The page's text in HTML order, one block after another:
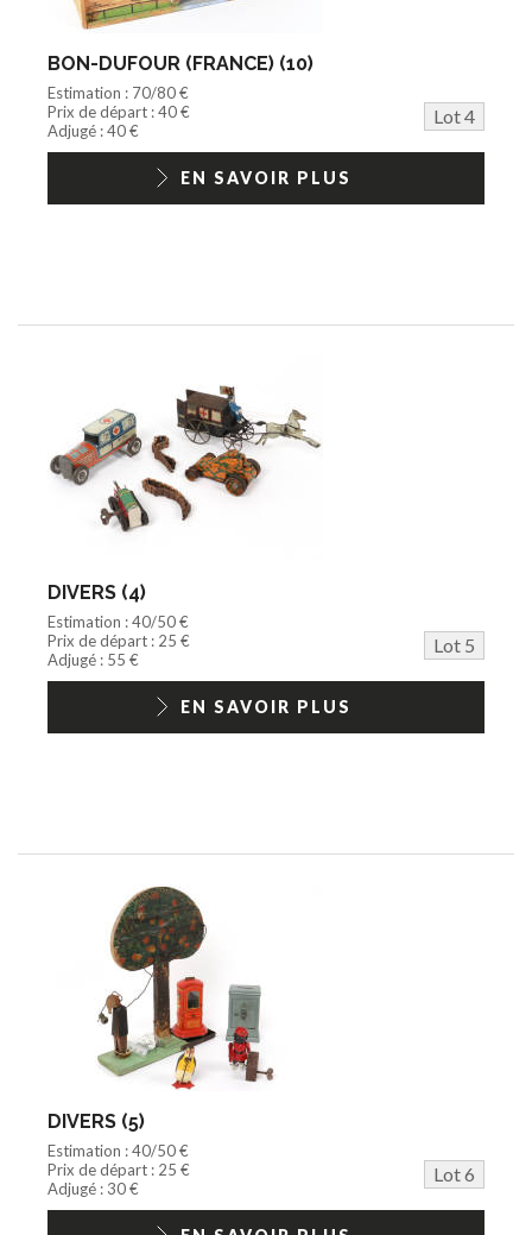
BON-DUFOUR (FRANCE) (10)
Estimation : 70/80 €
Prix de départ : 40 €
Lot 4
Adjugé : 40 €
EN SAVOIR PLUS
DIVERS (4)
Estimation : 40/50 €
Prix de départ : 25 €
Lot 5
Adjugé : 55 €
EN SAVOIR PLUS
DIVERS (5)
Estimation : 40/50 €
Prix de départ : 25 €
Lot 6
Adjugé : 30 €